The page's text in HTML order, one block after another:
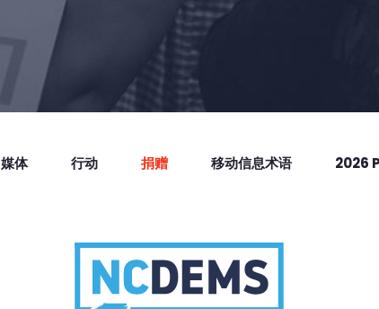
媒体 行动 捐赠 移动信息术语 2026